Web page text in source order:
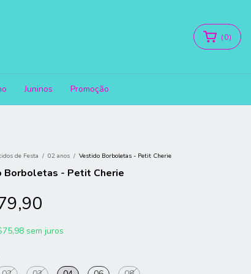
(0)
Juninos Promoção
de Festa / 02 anos / Vestido Borboletas - Petit Cherie
Borboletas - Petit Cherie
sem juros